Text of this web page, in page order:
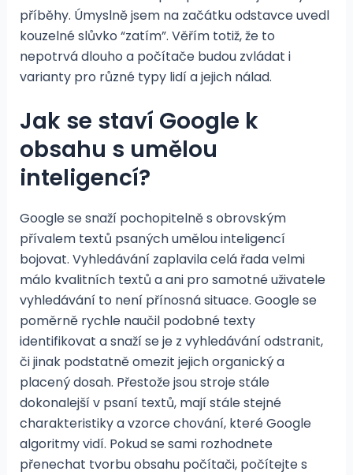
příběhy. Úmyslně jsem na začátku odstavce uvedl
kouzelné slůvko “zatím”. Věřím totiž, že to
nepotrvá dlouho a počítače budou zvládat i
varianty pro různé typy lidí a jejich nálad.
Jak se staví Google k
obsahu s umělou
inteligencí?
Google se snaží pochopitelně s obrovským
přívalem textů psaných umělou inteligencí
bojovat. Vyhledávání zaplavila celá řada velmi
málo kvalitních textů a ani pro samotné uživatele
vyhledávání to není přínosná situace. Google se
poměrně rychle naučil podobné texty
identifikovat a snaží se je z vyhledávání odstranit,
či jinak podstatně omezit jejich organický a
placený dosah. Přestože jsou stroje stále
dokonalejší v psaní textů, mají stále stejné
charakteristiky a vzorce chování, které Google
algoritmy vidí. Pokud se sami rozhodnete
přenechat tvorbu obsahu počítači, počítejte s